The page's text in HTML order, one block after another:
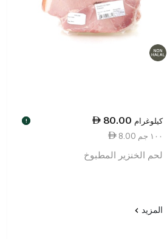
80.00 كيلوغرام !
8.00 ١٠٠ جم
لحم الخنزير المطبوخ
المزيد